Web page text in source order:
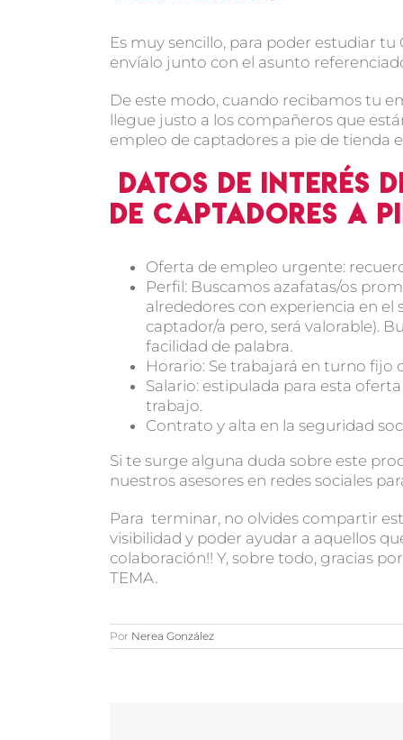
Es muy sencillo, para poder estudiar
envíalo junto con el asunto
De este modo, cuando recibamos tu
llegue justo a los compañeros que
empleo de captadores a pie de tienda
Datos de interés
de captadores a
Oferta de empleo urgente:
Perfil: Buscamos azafatas/os
alrededores con experiencia en
captador/a pero, será valorable).
facilidad de palabra.
Horario: Se trabajará en turno fijo
Salario: estipulada para esta
trabajo.
Contrato y alta en la seguridad
Si te surge alguna duda sobre este
nuestros asesores en redes sociales
Para terminar, no olvides compartir
visibilidad y poder ayudar a aquellos
colaboración!! Y, sobre todo, gracias
TEMA.
Por Nerea González